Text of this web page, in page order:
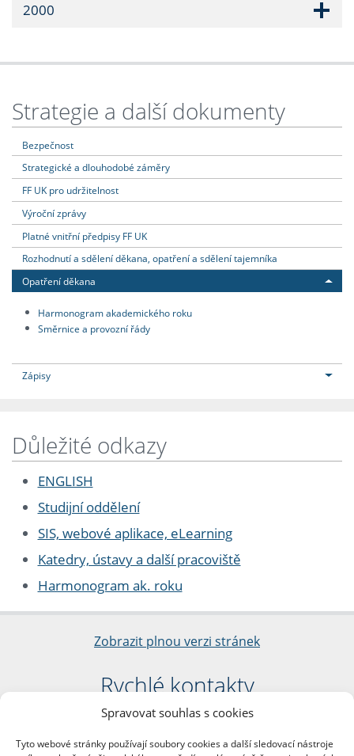
Spravovat souhlas s cookies
Tyto webové stránky používají soubory cookies a další sledovací nástroje
2000
Strategie a další dokumenty
Bezpečnost
Strategické a dlouhodobé záměry
FF UK pro udržitelnost
Výroční zprávy
Platné vnitřní předpisy FF UK
Rozhodnutí a sdělení děkana, opatření a sdělení tajemníka
Opatření děkana
Harmonogram akademického roku
Směrnice a provozní řády
Zápisy
Důležité odkazy
ENGLISH
Studijní oddělení
SIS, webové aplikace, eLearning
Katedry, ústavy a další pracoviště
Harmonogram ak. roku
Zobrazit plnou verzi stránek
Rychlé kontakty
Filozofická fakulta
nám. Jana Palacha 1/2